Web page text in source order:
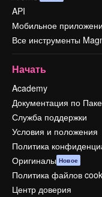
API
Мобильное
Все инструменты
Начать
Academy
Документация по
Служба поддержки
Условия и положения
Политика
Оригиналы Новое
Политика файлов
Центр доверия